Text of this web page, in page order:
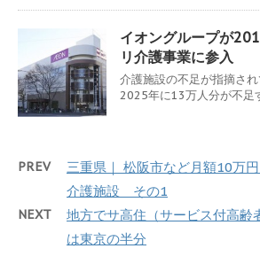
イオングループが
リ介護事業に参入
介護施設の不足が指摘され
2025年に13万人分が不足
PREV
三重県｜ 松阪市など月額10万
介護施設 その1
NEXT
地方でサ高住（サービス付高齢
は東京の半分